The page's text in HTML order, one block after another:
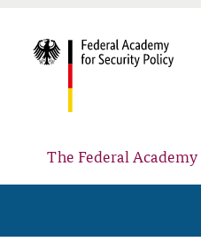
The Federal Academy